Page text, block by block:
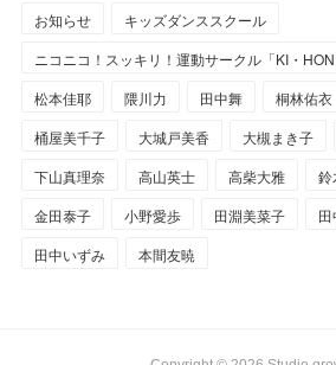
お知らせ
キッズダンススクール
ニコニコ！スッキリ！運動サークル「KI・HON
松本佳耶
隈川力 田中舞 桐林佑衣
桶屋美千子
大城戸美香 大槻まき子
下山真理奈
高山英士 高柴大雅 鈴
金田泰子
小野愛歩 田淵美菜子
田中いずみ
本間友暁